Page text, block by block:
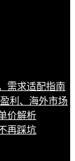
需求适配指南
利、海外市场
价解析
再踩坑